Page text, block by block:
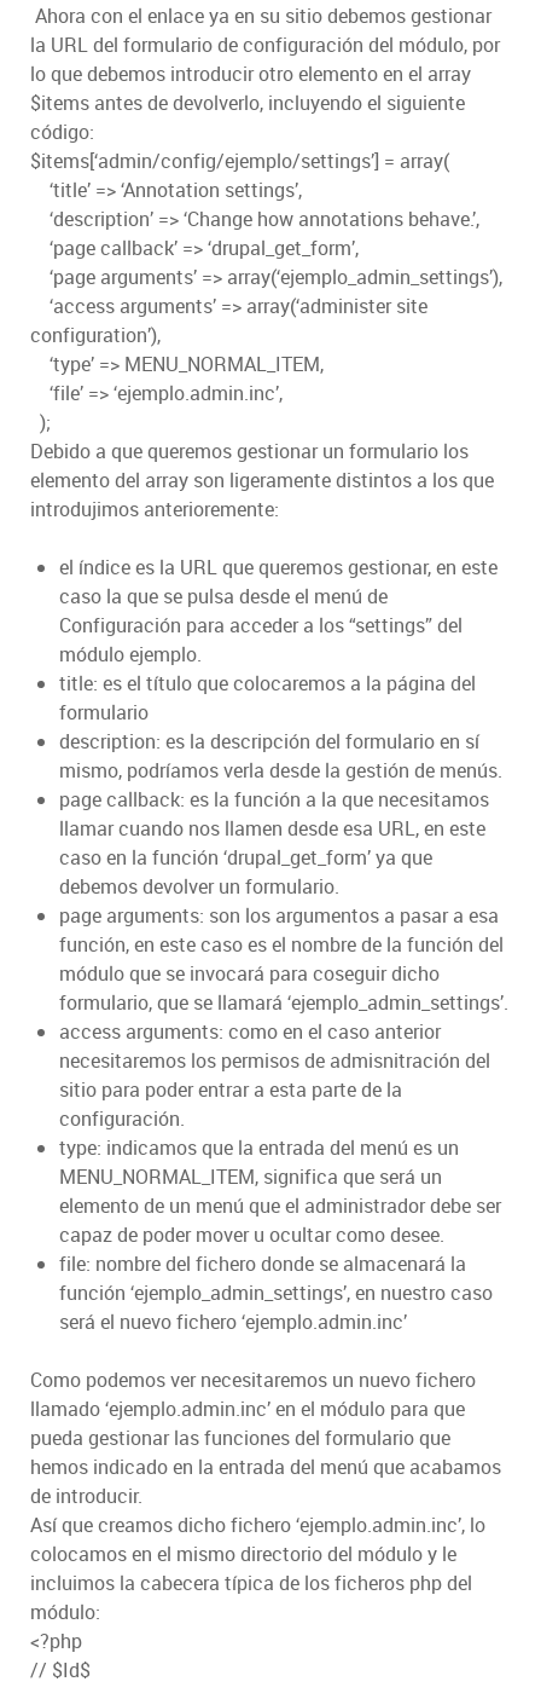
Ahora con el enlace ya en su sitio debemos gestionar
la URL del formulario de configuración del módulo, por
lo que debemos introducir otro elemento en el array
$items antes de devolverlo, incluyendo el siguiente
código:
$items[‘admin/config/ejemplo/settings’] = array(
‘title’ => ‘Annotation settings’,
‘description’ => ‘Change how annotations behave.’,
‘page callback’ => ‘drupal_get_form’,
‘page arguments’ => array(‘ejemplo_admin_settings’),
‘access arguments’ => array(‘administer site
configuration’),
‘type’ => MENU_NORMAL_ITEM,
‘file’ => ‘ejemplo.admin.inc’,
);
Debido a que queremos gestionar un formulario los
elemento del array son ligeramente distintos a los que
introdujimos anterioremente:
el índice es la URL que queremos gestionar, en este
caso la que se pulsa desde el menú de
Configuración para acceder a los “settings” del
módulo ejemplo.
title: es el título que colocaremos a la página del
formulario
description: es la descripción del formulario en sí
mismo, podríamos verla desde la gestión de menús.
page callback: es la función a la que necesitamos
llamar cuando nos llamen desde esa URL, en este
caso en la función ‘drupal_get_form’ ya que
debemos devolver un formulario.
page arguments: son los argumentos a pasar a esa
función, en este caso es el nombre de la función del
módulo que se invocará para coseguir dicho
formulario, que se llamará ‘ejemplo_admin_settings’.
access arguments: como en el caso anterior
necesitaremos los permisos de admisnitración del
sitio para poder entrar a esta parte de la
configuración.
type: indicamos que la entrada del menú es un
MENU_NORMAL_ITEM, significa que será un
elemento de un menú que el administrador debe ser
capaz de poder mover u ocultar como desee.
file: nombre del fichero donde se almacenará la
función ‘ejemplo_admin_settings’, en nuestro caso
será el nuevo fichero ‘ejemplo.admin.inc’
Como podemos ver necesitaremos un nuevo fichero
llamado ‘ejemplo.admin.inc’ en el módulo para que
pueda gestionar las funciones del formulario que
hemos indicado en la entrada del menú que acabamos
de introducir.
Así que creamos dicho fichero ‘ejemplo.admin.inc’, lo
colocamos en el mismo directorio del módulo y le
incluimos la cabecera típica de los ficheros php del
módulo:
<?php
// $Id$